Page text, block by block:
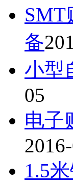
SMT
备
小型
05
电子
1.5